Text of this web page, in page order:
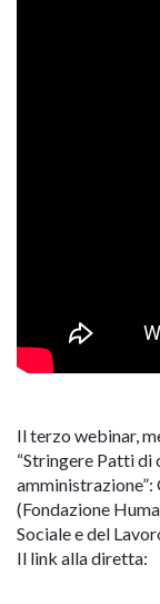
Il terzo webinar,
“Stringere Patti
amministrazione”:
(Fondazione
Sociale e del
Il link alla diretta: